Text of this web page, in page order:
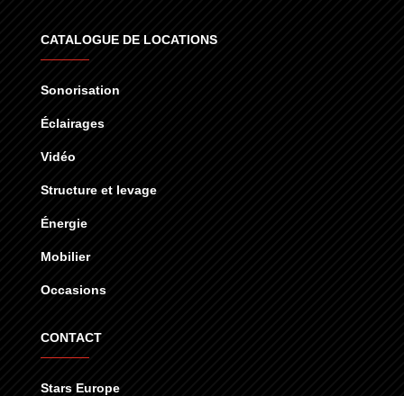
CATALOGUE DE LOCATIONS
Sonorisation
Éclairages
Vidéo
Structure et levage
Énergie
Mobilier
Occasions
CONTACT
Stars Europe